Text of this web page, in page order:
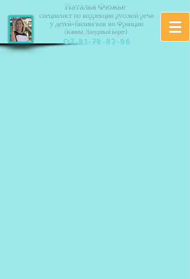
Наталья Фюжье
специалист по коррекции русской речи
удетей-билингвов во Франции
(Канны, Лазурный Берег)
07-81-78-82-86